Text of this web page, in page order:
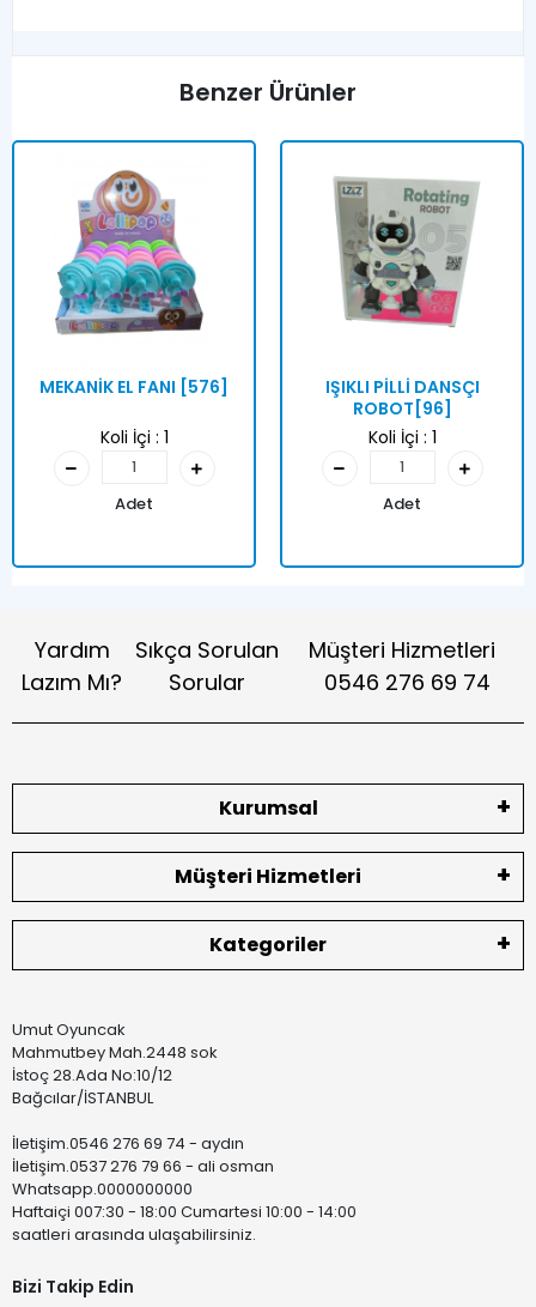
Benzer Ürünler
MEKANİK EL FANI [576]
Koli İçi : 1
Adet
IŞIKLI PİLLİ DANSÇI
ROBOT[96]
Koli İçi : 1
Adet
Yardım
Lazım Mı?
Sıkça Sorulan
Sorular
Müşteri Hizmetleri
0546 276 69 74
Kurumsal
Müşteri Hizmetleri
Kategoriler
Umut Oyuncak
Mahmutbey Mah.2448 sok
İstoç 28.Ada No:10/12
Bağcılar/İSTANBUL
İletişim.0546 276 69 74 - aydın
İletişim.0537 276 79 66 - ali osman
Whatsapp.0000000000
Haftaiçi 007:30 - 18:00 Cumartesi 10:00 - 14:00
saatleri arasında ulaşabilirsiniz.
Bizi Takip Edin